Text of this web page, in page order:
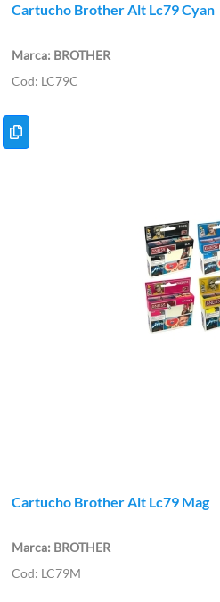
Cartucho Brother Alt Lc79 Cyan
BROTHER
LC79C
Cartucho Brother Alt Lc79 Mag
BROTHER
LC79M